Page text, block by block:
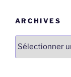
ARCHIVES
Archives